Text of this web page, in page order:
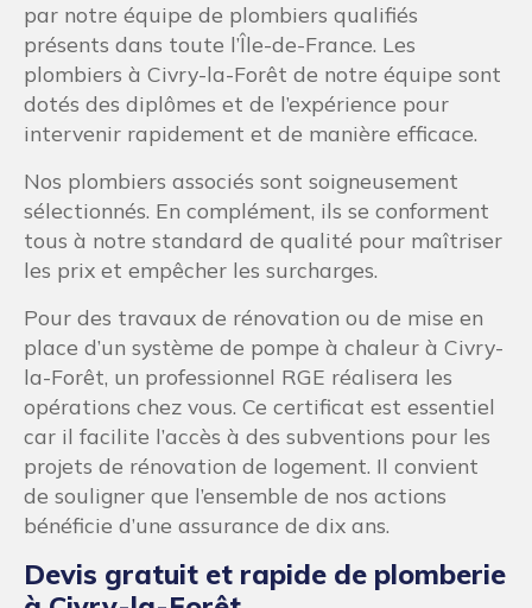
par notre équipe de plombiers qualifiés
présents dans toute l’Île-de-France. Les
plombiers à Civry-la-Forêt de notre équipe sont
dotés des diplômes et de l’expérience pour
intervenir rapidement et de manière efficace.
Nos plombiers associés sont soigneusement
sélectionnés. En complément, ils se conforment
tous à notre standard de qualité pour maîtriser
les prix et empêcher les surcharges.
Pour des travaux de rénovation ou de mise en
place d’un système de pompe à chaleur à Civry-
la-Forêt, un professionnel RGE réalisera les
opérations chez vous. Ce certificat est essentiel
car il facilite l’accès à des subventions pour les
projets de rénovation de logement. Il convient
de souligner que l’ensemble de nos actions
bénéficie d’une assurance de dix ans.
Devis gratuit et rapide de plomberie